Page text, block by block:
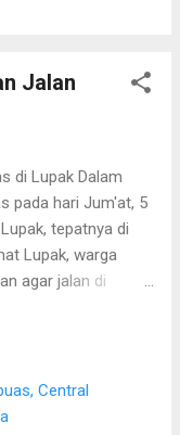
diri untuk
untuk menghibur
peralatan yang
agar usulan
sampai di meja Pak
Juli 2014.
Maulana, M.Sc,
Jalan
di Lupak Dalam
pada hari Jum'at, 5
tepatnya di
Lupak, warga
agar jalan di
agar
dimulai pada
maaf
Central